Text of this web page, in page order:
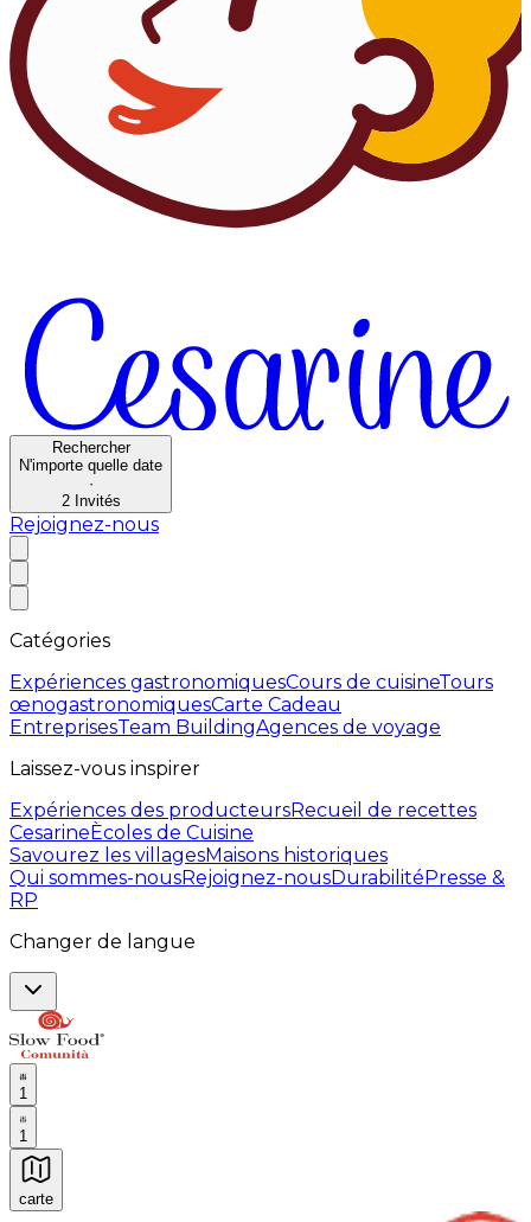
Rechercher
N'importe quelle date
·
2 Invités
Rejoignez-nous
Catégories
Expériences gastronomiquesCours de cuisineTours
œnogastronomiquesCarte Cadeau
EntreprisesTeam BuildingAgences de voyage
Laissez-vous inspirer
Expériences des producteursRecueil de recettes
CesarineÈcoles de Cuisine
Savourez les villagesMaisons historiques
Qui sommes-nousRejoignez-nousDurabilitéPresse &
RP
Changer de langue
1
1
carte